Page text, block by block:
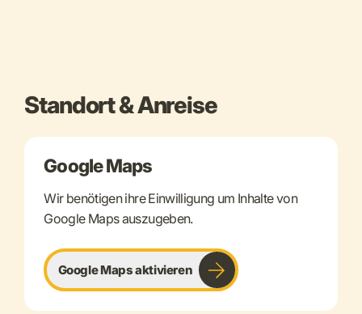
Standort & Anreise
Google Maps
Wir benötigen ihre Einwilligung um Inhalte von
Google Maps auszugeben.
Google Maps aktivieren